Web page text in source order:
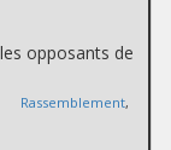
opposants de
Rassemblement,